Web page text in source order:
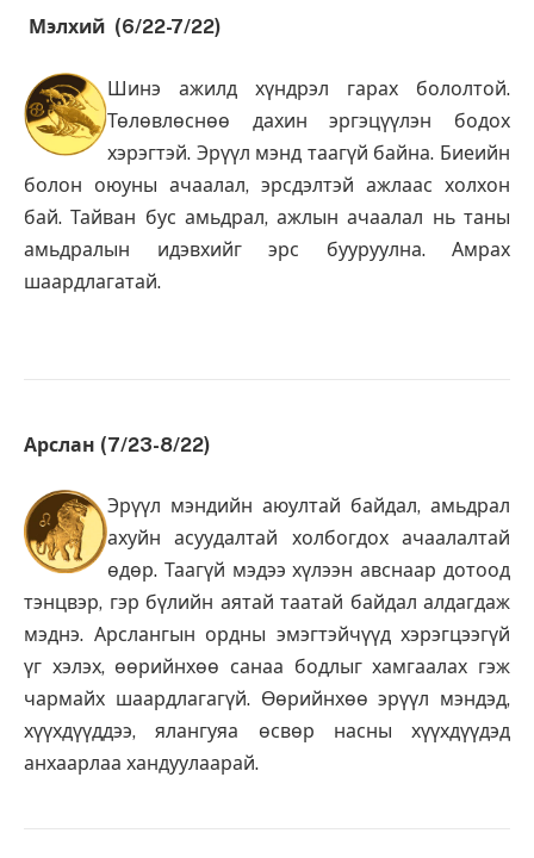
Мэлхий (6/22-7/22)
Шинэ ажилд хүндрэл гарах бололтой.
Төлөвлөснөө дахин эргэцүүлэн бодох
хэрэгтэй. Эрүүл мэнд таагүй байна. Биеийн
болон оюуны ачаалал, эрсдэлтэй ажлаас холхон
бай. Тайван бус амьдрал, ажлын ачаалал нь таны
амьдралын идэвхийг эрс бууруулна. Амрах
шаардлагатай.
Арслан (7/23-8/22)
Эрүүл мэндийн аюултай байдал, амьдрал
ахуйн асуудалтай холбогдох ачаалалтай
өдөр. Таагүй мэдээ хүлээн авснаар дотоод
тэнцвэр, гэр бүлийн аятай таатай байдал алдагдаж
мэднэ. Арслангын ордны эмэгтэйчүүд хэрэгцээгүй
үг хэлэх, өөрийнхөө санаа бодлыг хамгаалах гэж
чармайх шаардлагагүй. Өөрийнхөө эрүүл мэндэд,
хүүхдүүддээ, ялангуяа өсвөр насны хүүхдүүдэд
анхаарлаа хандуулаарай.